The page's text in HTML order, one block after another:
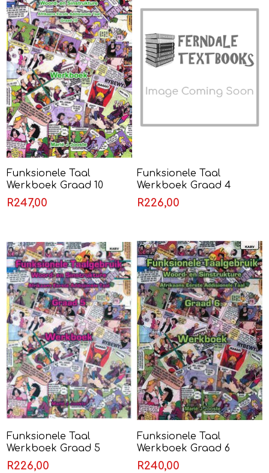
Funksionele Taal
Werkboek Graad 10
(Eerste Addisionele Taal)
R247,00
Funksionele Taal
Werkboek Graad 4
(Eerste Addisionele Taal)
R226,00
Funksionele Taal
Werkboek Graad 5
(Eerste Addisionele Taal)
R226,00
Funksionele Taal
Werkboek Graad 6
(Eerste Addisionele Taal)
R240,00